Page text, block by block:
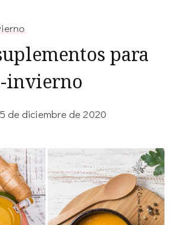
para
invierno
de diciembre de 2020